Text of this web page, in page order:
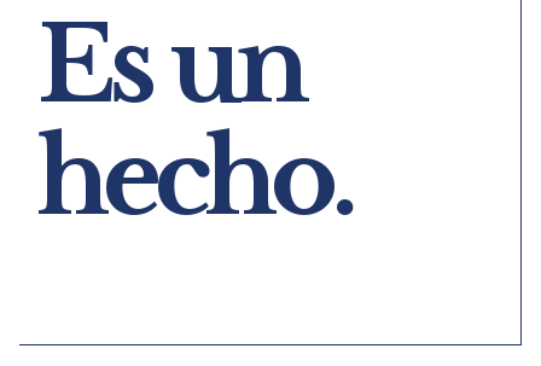
Es un
hecho.